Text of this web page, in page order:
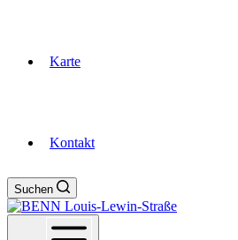
Karte
Kontakt
Suchen